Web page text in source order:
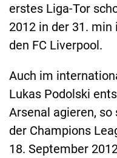
erstes Liga-Tor
2012 in der 31.
den FC Liverpool.
Auch im
Lukas Podolski
Arsenal agieren,
der Champions
18. September